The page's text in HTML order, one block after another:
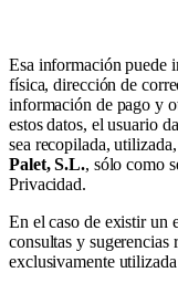
Esa información puede
física, dirección de
información de pago y
estos datos, el usuario
sea recopilada,
Palet, S.L., sólo como
Privacidad.
En el caso de existir un
consultas y sugerencias
exclusivamente